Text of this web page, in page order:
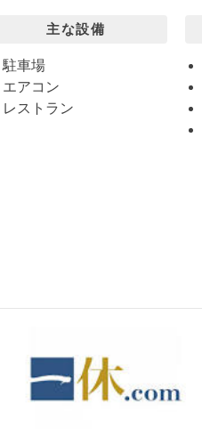
主な設備
駐車場
エアコン
レストラン